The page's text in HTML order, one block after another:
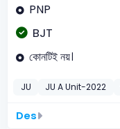
PNP
BJT
কোনটিই নয়।
JU JU A Unit-2022
Des